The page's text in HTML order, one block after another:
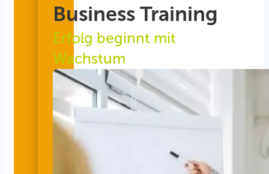
Business Training
Erfolg beginnt mit
Wachstum